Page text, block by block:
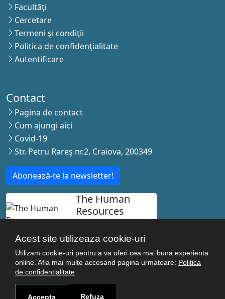
Acest site utilizeaza cookie-uri
Utilizam cookie-uri pentru a va oferi cea mai buna experienta
online. Afla mai multe accesand pagina urmatoare: Politica
de confidentialitate
Accepta Refuza
Facultăţi
Cercetare
Termeni şi condiţii
Politica de confidenţialitate
Autentificare
Contact
Pagina de contact
Cum ajungi aici
Covid-19
Str. Petru Rareş nr.2, Craiova, 200349
Abonează-te la newsletter!
The Human
Resources
Strategy for
Researchers
© Copyright 2021-2026 Toate drepturile rezervate -
Universitatea de Medicina si Farmacie Craiova. Realizat